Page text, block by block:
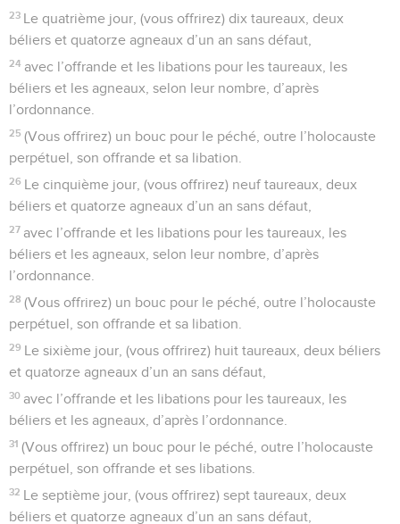
23 Le quatrième jour, (vous offrirez) dix taureaux, deux
béliers et quatorze agneaux d’un an sans défaut,
24 avec l’offrande et les libations pour les taureaux, les
béliers et les agneaux, selon leur nombre, d’après
l’ordonnance.
25 (Vous offrirez) un bouc pour le péché, outre l’holocauste
perpétuel, son offrande et sa libation.
26 Le cinquième jour, (vous offrirez) neuf taureaux, deux
béliers et quatorze agneaux d’un an sans défaut,
27 avec l’offrande et les libations pour les taureaux, les
béliers et les agneaux, selon leur nombre, d’après
l’ordonnance.
28 (Vous offrirez) un bouc pour le péché, outre l’holocauste
perpétuel, son offrande et sa libation.
29 Le sixième jour, (vous offrirez) huit taureaux, deux béliers
et quatorze agneaux d’un an sans défaut,
30 avec l’offrande et les libations pour les taureaux, les
béliers et les agneaux, d’après l’ordonnance.
31 (Vous offrirez) un bouc pour le péché, outre l’holocauste
perpétuel, son offrande et ses libations.
32 Le septième jour, (vous offrirez) sept taureaux, deux
béliers et quatorze agneaux d’un an sans défaut,